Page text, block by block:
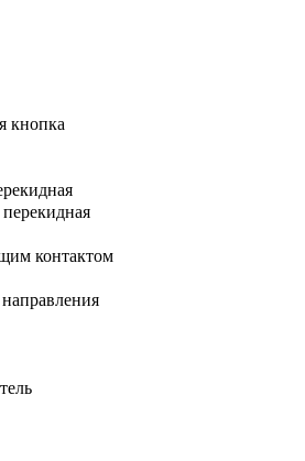
кнопка
контактом